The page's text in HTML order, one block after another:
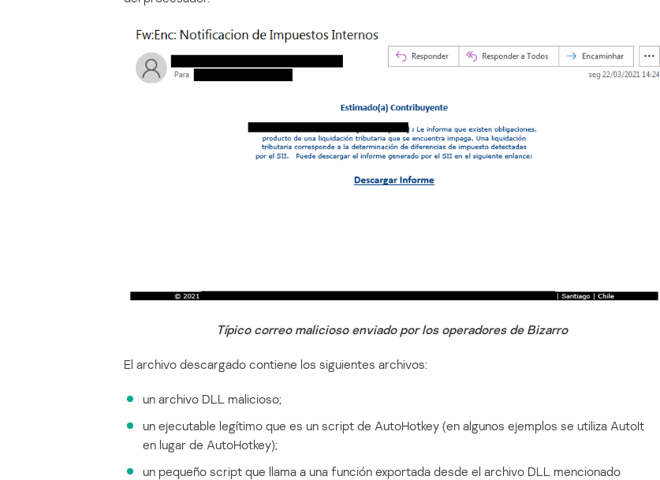
Típico correo malicioso enviado por los operadores de Bizarro
El archivo descargado contiene los siguientes archivos:
un archivo DLL malicioso;
un ejecutable legítimo que es un script de AutoHotkey (en algunos ejemplos se utiliza AutoIt
en lugar de AutoHotkey);
un pequeño script que llama a una función exportada desde el archivo DLL mencionado